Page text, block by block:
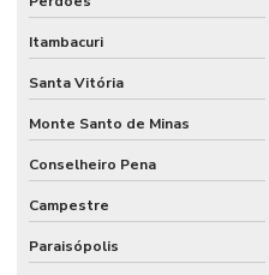
Itambacuri
Santa Vitória
Monte Santo de Minas
Conselheiro Pena
Campestre
Paraisópolis